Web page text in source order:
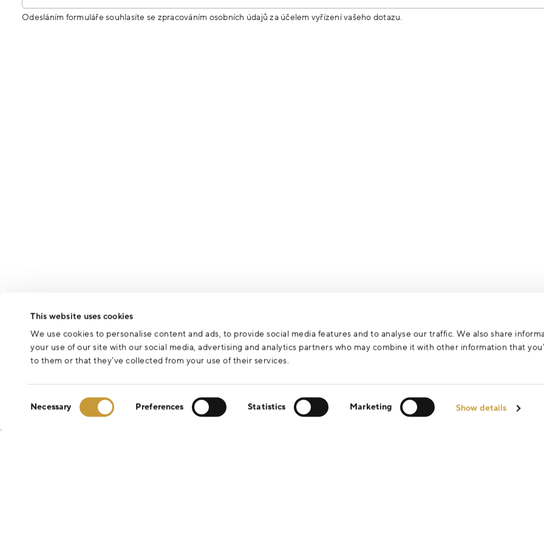
This website uses cookies
We use cookies to personalise content and ads, to provide social media features and to analyse our traffic. We also share
your use of our site with our social media, advertising and analytics partners who may combine it with other information that
to them or that they’ve collected from your use of their services.
Necessary Preferences Statistics Marketing Show details
Odesláním formuláře souhlasíte se zpracováním osobních údajů za účelem vyřízení vašeho dotazu.